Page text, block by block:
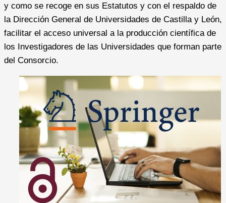
y como se recoge en sus Estatutos y con el respaldo de
la Dirección General de Universidades de Castilla y León,
facilitar el acceso universal a la producción científica de
los Investigadores de las Universidades que forman parte
del Consorcio.